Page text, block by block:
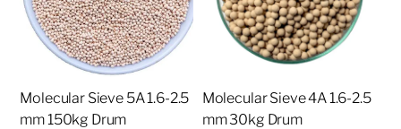
Molecular Sieve 5A 1.6-2.5
mm 150kg Drum
Molecular Sieve 4A 1.6-2.5
mm 30kg Drum